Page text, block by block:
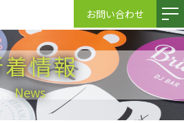
お問い合わせ
情報
News